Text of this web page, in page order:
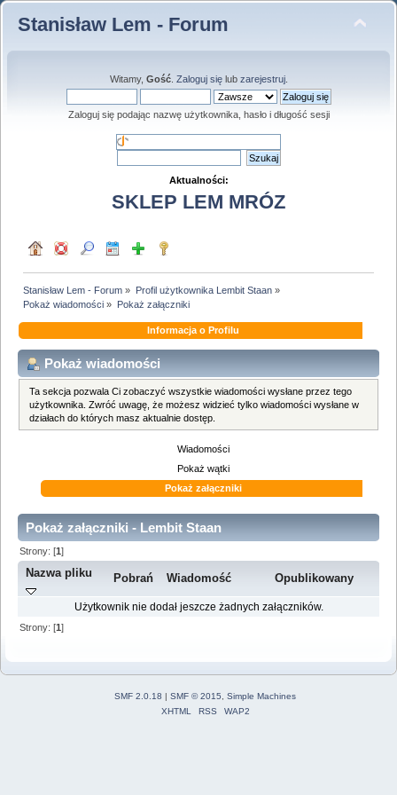
Stanisław Lem - Forum
Witamy, Gość. Zaloguj sięlub zarejestruj.
Zaloguj się podając nazwę użytkownika, hasło i długość sesji
Aktualności:
SKLEP LEM MRÓZ
Stanisław Lem - Forum » Profil użytkownika Lembit Staan»
Pokaż wiadomości » Pokaż załączniki
Informacja o Profilu
Pokaż wiadomości
Ta sekcja pozwala Ci zobaczyć wszystkie wiadomości wysłane przez tego
użytkownika. Zwróć uwagę, że możesz widzieć tylko wiadomości wysłane w
działach do których masz aktualnie dostęp.
Wiadomości
Pokaż wątki
Pokaż załączniki
Pokaż załączniki - Lembit Staan
Strony: [1]
Nazwa pliku Pobrań Wiadomość Opublikowany
Użytkownik nie dodał jeszcze żadnych załączników.
Strony: [1]
SMF 2.0.18 | SMF © 2015
Simple Machines
XHTML
RSS WAP2